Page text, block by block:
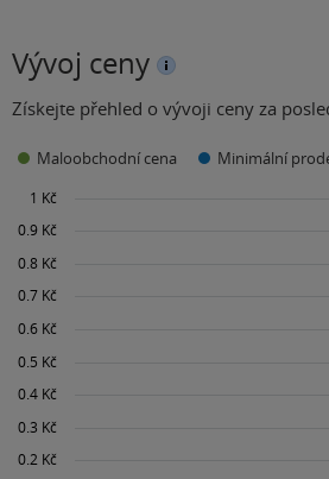
Vývoj ceny
Získejte přehled o vývoji ceny za
Maloobchodní cena Minimální